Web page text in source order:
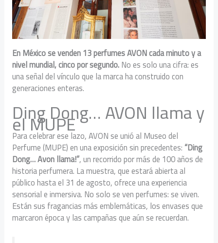
En México se venden 13 perfumes AVON cada minuto y a
nivel mundial, cinco por segundo.No es solo una cifra: es
una señal del vínculo que la marca ha construido con
generaciones enteras.
Ding Dong… AVON llama y
el MUPE
Para celebrar ese lazo, AVON se unió al Museo del
Perfume (MUPE) en una exposición sin precedentes: “Ding
Dong… Avon llama!”, un recorrido por más de 100 años de
historia perfumera. La muestra, que estará abierta al
público hasta el 31 de agosto, ofrece una experiencia
sensorial e inmersiva. No solo se ven perfumes: se viven.
Están sus fragancias más emblemáticas, los envases que
marcaron época y las campañas que aún se recuerdan.